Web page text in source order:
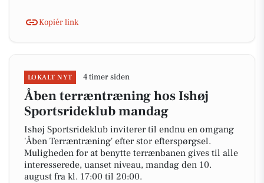
Kopiér link
LOKALT NYT 4 timer siden
Åben terræntræning hos Ishøj
Sportsrideklub mandag
Ishøj Sportsrideklub inviterer til endnu en omgang
'Åben Terræntræning' efter stor efterspørgsel.
Muligheden for at benytte terrænbanen gives til alle
interesserede, uanset niveau, mandag den 10.
august fra kl. 17:00 til 20:00.